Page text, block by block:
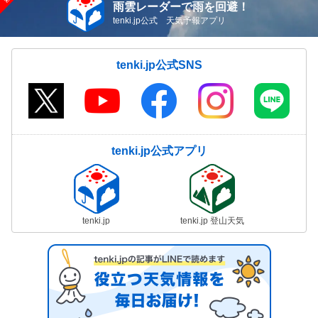
雨雲レーダーで雨を回避！
tenki.jp公式 天気予報アプリ
tenki.jp公式SNS
tenki.jp公式アプリ
tenki.jp tenki.jp 登山天気